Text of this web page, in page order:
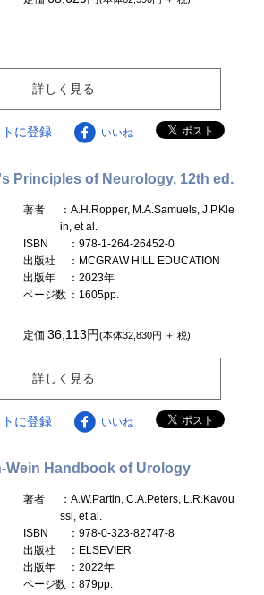
詳しく見る
に登録 いいね
Principles of Neurology, 12th ed.
著者
：A.H.Ropper, M.A.Samuels, J.P.Kle
in, et al.
ISBN
：978-1-264-26452-0
出版社
：MCGRAW HILL EDUCATION
出版年
：2023年
ページ数 ：1605pp.
定価36,113円(本体32,830円 ＋ 税)
詳しく見る
に登録 いいね
Wein Handbook of Urology
著者
：A.W.Partin, C.A.Peters, L.R.Kavou
ssi, et al.
ISBN
：978-0-323-82747-8
出版社
：ELSEVIER
出版年
：2022年
ページ数 ：879pp.